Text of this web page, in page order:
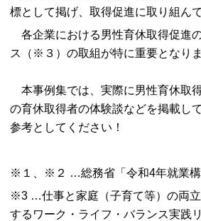
標と して掲げ、取得促進に取り組ん
各企業における男性育休取得促進
ス
（ ※ ３） の取組が特に重要となりま
本事例集では、実際に男性育休取
の育休取得者の体験談などを掲載し
参考としてください！
※ １、 ※ ２ …総務省 「令和4年就業
※3 …仕事と家庭（子育て等） の両
するワーク・ライフ・バランス実践